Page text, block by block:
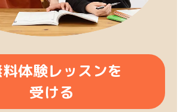
体験レッスンを
受ける